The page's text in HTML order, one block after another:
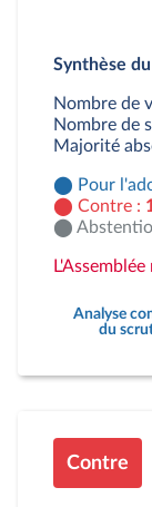
Synthèse
Nombre de
Nombre de
Majorité
Pour
Contre :
Analyse
du
Contre